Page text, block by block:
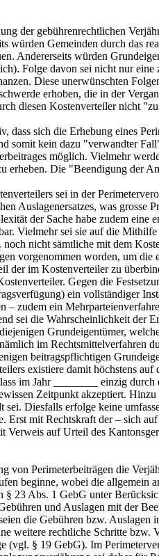
der gebührenrechtlichen
würden Gemeinden durch das
Andererseits würden
Folge davon sei nicht nur
Diese unerwünschten
erhoben, die in der
diesen Kostenverteiler nicht
dass sich die Erhebung eines
somit kein dazu "verwandter
möglich. Vielmehr
erheben. Die "Beendigung der
sei in der
Auslagenersatzes, was
der Sache habe zudem
Vielmehr sei sie auf die
nicht sämtliche mit dem
vorgenommen worden, um
der im Kostenverteiler zu
Gegen die
ein vollständiger
– zudem ein
sei die Wahrscheinlichkeit der
Grundeigentümer,
im Rechtsmittelverfahren
beitragspflichtigen
existiere damit höchstens
im Jahr ________ einzig
Zeitpunkt akzeptiert.
Diesfalls erfolge keine
Erst mit Rechtskraft der – sich
Verweis auf Urteil des
von Perimeterbeiträgen die
beginne, wobei die allgemein
23 Abs. 1 GebG unter
und Auslagen mit der
die Gebühren bzw.
weitere rechtliche Schritte
(vgl. § 19 GebG). Im